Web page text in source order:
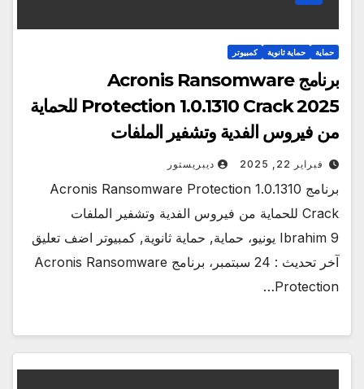
حماية حماية ثانوية كمبيوتر
برنامج Acronis Ransomware
Protection 1.0.1310 Crack 2025 للحماية
من فيروس الفدية وتشفير الملفات
فبراير 22, 2025 ديبريستور
برنامج Acronis Ransomware Protection 1.0.1310
Crack للحماية من فيروس الفدية وتشفير الملفات
Ibrahim 9 يونيو، حماية, حماية ثانوية, كمبيوتر اضف تعليق
آخر تحديث : 24 سبتمبر، برنامج Acronis Ransomware
Protection…